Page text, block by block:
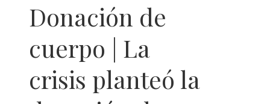
Donación de
cuerpo | La
crisis planteó la